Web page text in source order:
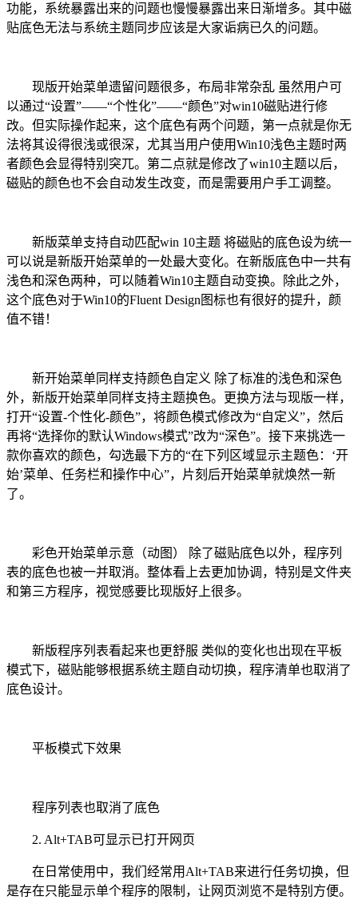
功能，系统暴露出来的问题也慢慢暴露出来日渐增多。其中磁
贴底色无法与系统主题同步应该是大家诟病已久的问题。
现版开始菜单遗留问题很多，布局非常杂乱 虽然用户可
以通过“设置”——“个性化”——“颜色”对win10磁贴进行修
改。但实际操作起来，这个底色有两个问题，第一点就是你无
法将其设得很浅或很深，尤其当用户使用Win10浅色主题时两
者颜色会显得特别突兀。第二点就是修改了win10主题以后，
磁贴的颜色也不会自动发生改变，而是需要用户手工调整。
新版菜单支持自动匹配win 10主题 将磁贴的底色设为统一
可以说是新版开始菜单的一处最大变化。在新版底色中一共有
浅色和深色两种，可以随着Win10主题自动变换。除此之外，
这个底色对于Win10的Fluent Design图标也有很好的提升，颜
值不错！
新开始菜单同样支持颜色自定义 除了标准的浅色和深色
外，新版开始菜单同样支持主题换色。更换方法与现版一样，
打开“设置-个性化-颜色”，将颜色模式修改为“自定义”，然后
再将“选择你的默认Windows模式”改为“深色”。接下来挑选一
款你喜欢的颜色，勾选最下方的“在下列区域显示主题色：‘开
始’菜单、任务栏和操作中心”，片刻后开始菜单就焕然一新
了。
彩色开始菜单示意（动图） 除了磁贴底色以外，程序列
表的底色也被一并取消。整体看上去更加协调，特别是文件夹
和第三方程序，视觉感要比现版好上很多。
新版程序列表看起来也更舒服 类似的变化也出现在平板
模式下，磁贴能够根据系统主题自动切换，程序清单也取消了
底色设计。
平板模式下效果
程序列表也取消了底色
2. Alt+TAB可显示已打开网页
在日常使用中，我们经常用Alt+TAB来进行任务切换，但
是存在只能显示单个程序的限制，让网页浏览不是特别方便。